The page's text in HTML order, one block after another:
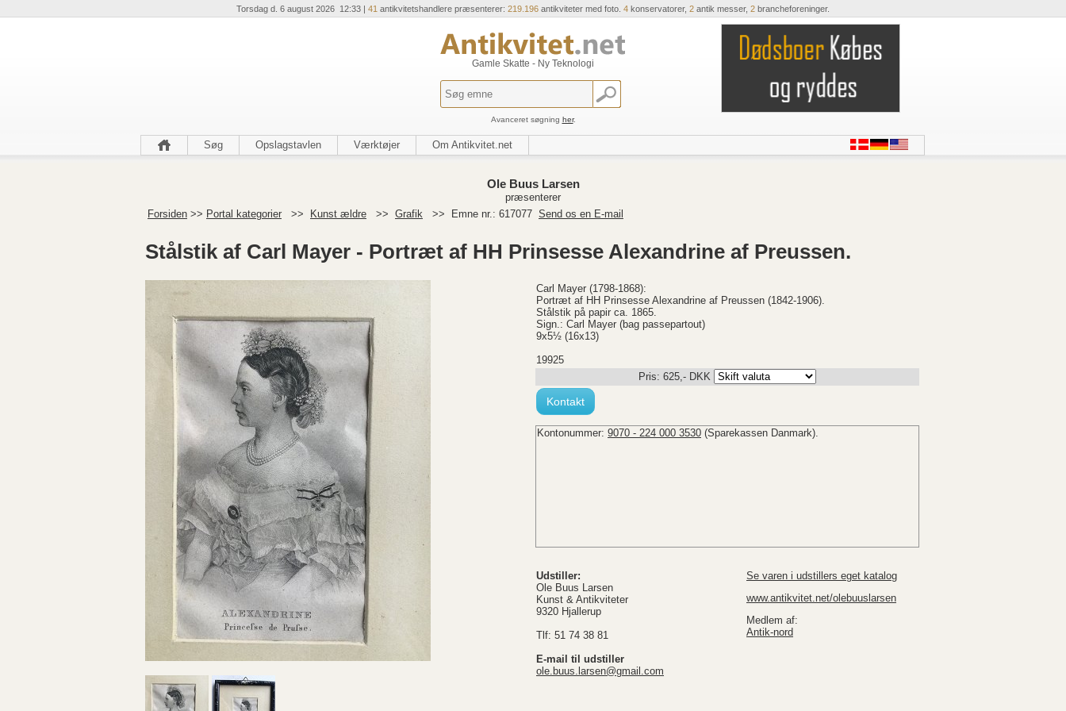
Torsdag d. 6 august 2026 12:33 | 41 antikvitetshandlere præsenterer: 219.196 antikviteter med foto. 4 konservatorer, 2 antik messer, 2 brancheforeninger.
Gamle Skatte - Ny Teknologi
Avanceret søgning her.
Søg Opslagstavlen Værktøjer Om Antikvitet.net
Ole Buus Larsen
præsenterer
Forsiden >> Portal kategorier >> Kunst ældre >> Grafik >> Emne nr.: 617077 Send os en E-mail
Stålstik af Carl Mayer - Portræt af HH Prinsesse Alexandrine af Preussen.
Carl Mayer (1798-1868):
Portræt af HH Prinsesse Alexandrine af Preussen (1842-1906).
Stålstik på papir ca. 1865.
Sign.: Carl Mayer (bag passepartout)
9x5½ (16x13)
19925
Pris: 625,- DKK
Kontakt
Kontonummer: 9070 - 224 000 3530 (Sparekassen Danmark).
Udstiller:
Ole Buus Larsen
Kunst & Antikviteter
9320 Hjallerup
Tlf: 51 74 38 81
E-mail til udstiller
ole.buus.larsen@gmail.com
Se varen i udstillers eget katalog
www.antikvitet.net/olebuuslarsen
Medlem af:
Antik-nord